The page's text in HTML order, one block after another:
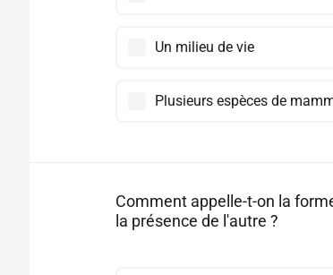
Un milieu de vie
Plusieurs espèces de
Comment appelle-t-on la
la présence de l'autre ?